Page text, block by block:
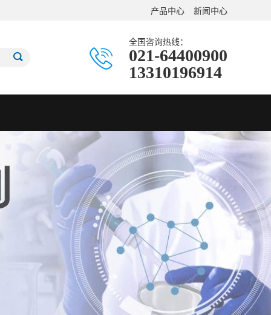
产品中心 新闻中心
全国咨询热线：
021-64400900
13310196914